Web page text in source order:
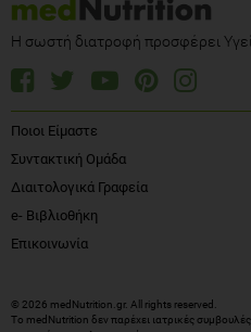
Η σωστή διατροφή προσφέρει
Ποιοι Είμαστε
Συντακτική Ομάδα
Διαιτολογικά Γραφεία
e- Βιβλιοθήκη
Επικοινωνία
© 2026 medNutrition.gr. All rights reserved.
Το medNutrition δεν παρέχει ιατρικές